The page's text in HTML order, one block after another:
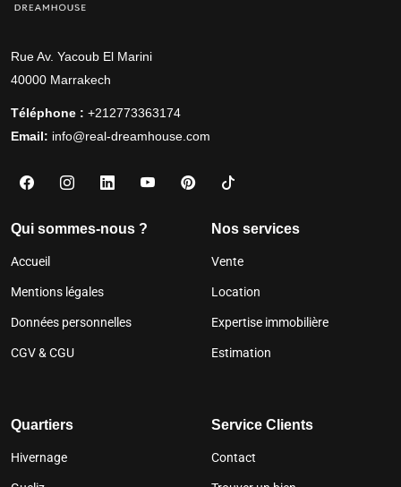
Rue Av. Yacoub El Marini
40000 Marrakech
Téléphone : +212773363174
Email: info@real-dreamhouse.com
Qui sommes-nous ?
Accueil
Mentions légales
Données personnelles
CGV & CGU
Nos services
Vente
Location
Expertise immobilière
Estimation
Quartiers
Hivernage
Service Clients
Contact